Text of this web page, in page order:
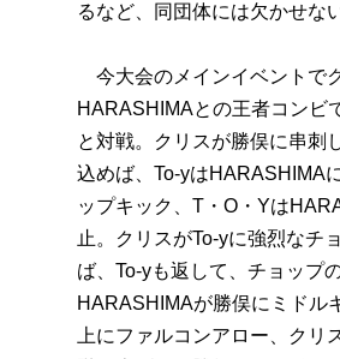
るなど、同団体には欠かせな
今大会のメインイベントで
HARASHIMAとの王者コンビ
と対戦。クリスが勝俣に串刺
込めば、To-yはHARASHIMA
ップキック、T・O・Yは
止。クリスがTo-yに強烈なチ
ば、To-yも返して、チョップ
HARASHIMAが勝俣にミドル
上にファルコンアロー、クリ